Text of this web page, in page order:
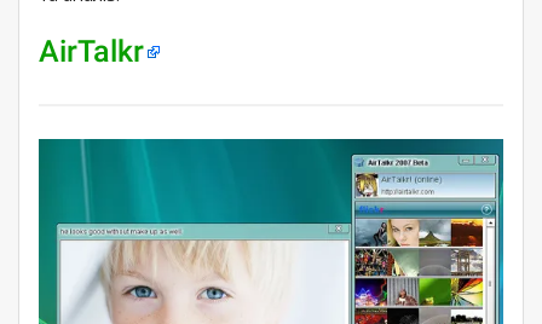
AirTalkr